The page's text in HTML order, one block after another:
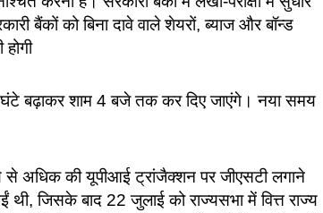
बैंकों को बिना दावे वाले शेयरों, ब्याज और बॉन्ड
घंटे बढ़ाकर शाम 4 बजे तक कर दिए जाएंगे। नया समय
अधिक की यूपीआई ट्रांजैक्शन पर जीएसटी लगाने
जिसके बाद 22 जुलाई को राज्यसभा में वित्त राज्य